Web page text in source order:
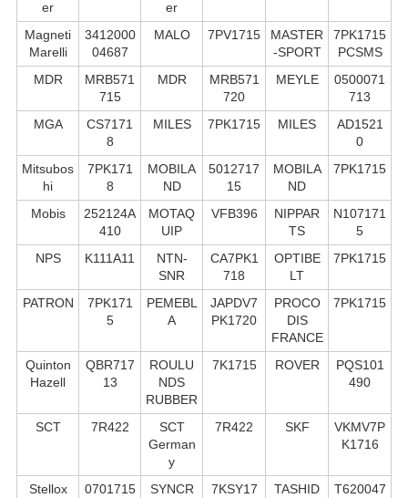
er
er
Magneti
Marelli
3412000
04687
MALO 7PV1715
MASTER
-SPORT
7PK1715
PCSMS
MDR
MRB571
715
MDR
MRB571
720
MEYLE
0500071
713
MGA
CS7171
8
MILES 7PK1715 MILES
AD1521
0
Mitsubos
hi
7PK171
8
MOBILA
ND
5012717
15
MOBILA
ND
7PK1715
Mobis
252124A
410
MOTAQ
UIP
VFB396
NIPPAR
TS
N107171
5
NPS
K111A11
NTN-
SNR
CA7PK1
718
OPTIBE
LT
7PK1715
PATRON
7PK171
5
PEMEBL
A
JAPDV7
PK1720
PROCO
DIS
FRANCE
7PK1715
Quinton
Hazell
QBR717
13
ROULU
NDS
RUBBER
7K1715 ROVER
PQS101
490
SCT 7R422
SCT
German
y
7R422 SKF
VKMV7P
K1716
Stellox
0701715
SYNCR
7KSY17
TASHID
T620047